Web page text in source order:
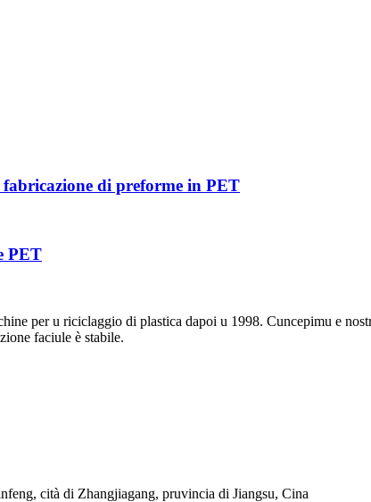
di preforme in PET
PET
u riciclaggio di plastica dapoi u 1998. Cuncepimu e
faciule è stabile.
cità di Zhangjiagang, pruvincia di Jiangsu, Cina